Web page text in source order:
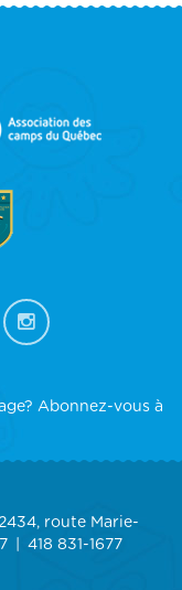
Abonnez-vous à
route Marie-
418 831-1677